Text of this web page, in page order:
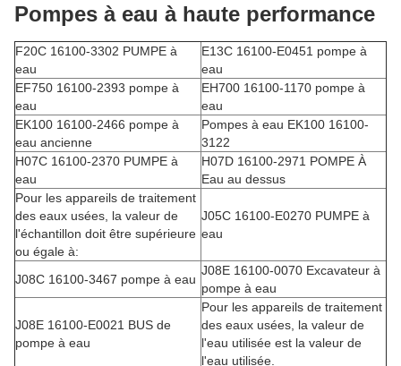
Pompes à eau à haute performance
F20C 16100-3302 PUMPE à
eau
E13C 16100-E0451 pompe à
eau
EF750 16100-2393 pompe à
eau
EH700 16100-1170 pompe à
eau
EK100 16100-2466 pompe à
eau ancienne
Pompes à eau EK100 16100-
3122
H07C 16100-2370 PUMPE à
eau
H07D 16100-2971 POMPE À
Eau au dessus
Pour les appareils de traitement
des eaux usées, la valeur de
l'échantillon doit être supérieure
ou égale à:
J05C 16100-E0270 PUMPE à
eau
J08C 16100-3467 pompe à eau
J08E 16100-0070 Excavateur à
pompe à eau
J08E 16100-E0021 BUS de
pompe à eau
Pour les appareils de traitement
des eaux usées, la valeur de
l'eau utilisée est la valeur de
l'eau utilisée.